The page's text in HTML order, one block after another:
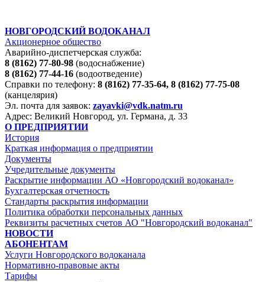
НОВГОРОДСКИЙ ВОДОКАНАЛ
Акционерное общество
Аварийно-диспетчерская служба:
8 (8162) 77-80-98 (водоснабжение)
8 (8162) 77-44-16 (водоотведение)
Справки по телефону: 8 (8162) 77-35-64, 8 (8162) 77-75-08
(канцелярия)
Эл. почта для заявок: zayavki@vdk.natm.ru
Адрес: Великий Новгород, ул. Германа, д. 33
О ПРЕДПРИЯТИИ
История
Краткая информация о предприятии
Документы
Учредительные документы
Раскрытие информации АО «Новгородский водоканал»
Бухгалтерская отчетность
Стандарты раскрытия информации
Политика обработки персональных данных
Реквизиты расчетных счетов АО "Новгородский водоканал"
НОВОСТИ
АБОНЕНТАМ
Услуги Новгородского водоканала
Нормативно-правовые акты
Тарифы